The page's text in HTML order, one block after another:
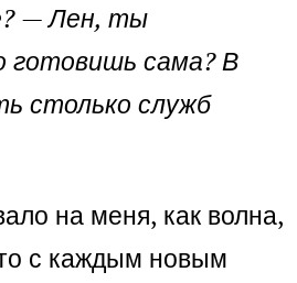
— Лен, ты
готовишь сама? В
столько служб
на меня, как волна,
с каждым новым